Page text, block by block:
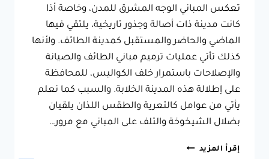
تعكس المباني الوجه المشرق للمدن، وخاصة أذا
كانت مدينة ذات أصالة وجذور تاريخية، يلتقي فيها
الماضي والحاضر والمستقبل كمدينة الطائف. ولأنها
كذلك تأتي عمليات ترميم مباني الطائف والصيانة
والإصلاحات باستمرار خلف الكواليس، للمحافظة
على إطلالة هذه المدينة الخلابة. والسبب كما نعلم
يأتي من عوامل كالتعرية والطقس اللذان يلقيان
بضلال الشيخوخة والتلف على المباني مع مرور…
إقرأ المزيد ترميم